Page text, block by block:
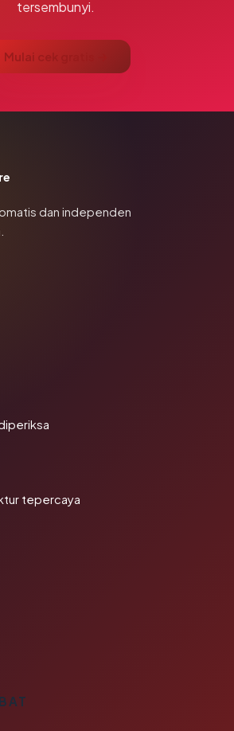
tersembunyi.
Mulai cek gratis →
dan independen
tepercaya